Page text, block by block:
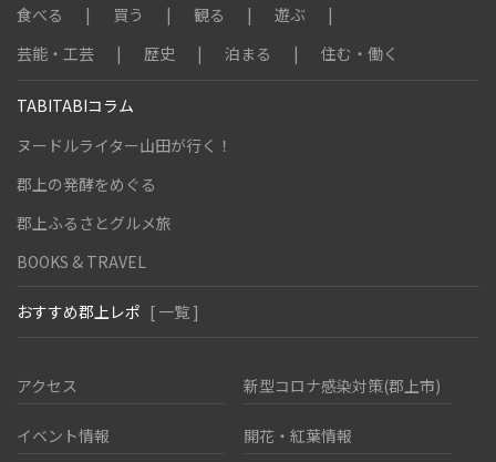
食べる
買う 観る
遊ぶ
芸能・工芸
歴史 泊まる 住む・働く
TABITABIコラム
ヌードルライター山田が行く！
郡上の発酵をめぐる
郡上ふるさとグルメ旅
BOOKS & TRAVEL
おすすめ郡上レポ [ 一覧 ]
アクセス 新型コロナ感染対策(郡上市)
イベント情報 開花・紅葉情報